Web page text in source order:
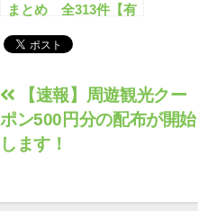
まとめ 全313件【有
投
稿
ナ
【速報】周遊観光クー
ポン500円分の配布が開始
します！